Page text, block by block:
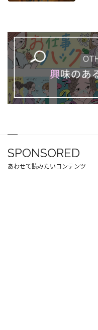
SPONSORED
あわせて読みたいコンテンツ